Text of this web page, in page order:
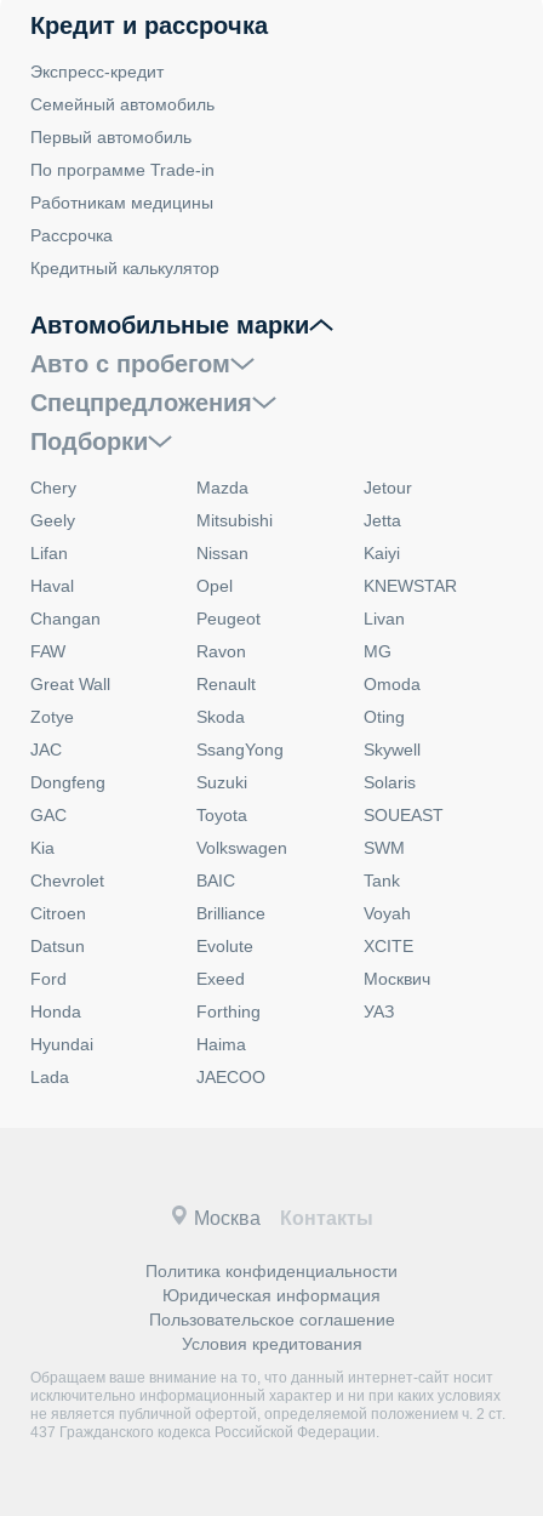
Кредит и рассрочка
Экспресс-кредит
Семейный автомобиль
Первый автомобиль
По программе Trade-in
Работникам медицины
Рассрочка
Кредитный калькулятор
Автомобильные марки
Авто с пробегом
Спецпредложения
Подборки
Chery
Geely
Lifan
Haval
Changan
FAW
Great Wall
Zotye
JAC
Dongfeng
GAC
Kia
Chevrolet
Citroen
Datsun
Ford
Honda
Hyundai
Lada
Mazda
Mitsubishi
Nissan
Opel
Peugeot
Ravon
Renault
Skoda
SsangYong
Suzuki
Toyota
Volkswagen
BAIC
Brilliance
Evolute
Exeed
Forthing
Haima
JAECOO
Jetour
Jetta
Kaiyi
KNEWSTAR
Livan
MG
Omoda
Oting
Skywell
Solaris
SOUEAST
SWM
Tank
Voyah
XCITE
Москвич
УАЗ
Обращаем ваше внимание на то, что данный интернет-сайт носит
исключительно информационный характер и ни при каких условиях
не является публичной офертой, определяемой положением ч. 2 ст.
437 Гражданского кодекса Российской Федерации.
Политика конфиденциальности
Юридическая информация
Пользовательское соглашение
Условия кредитования
Москва Контакты